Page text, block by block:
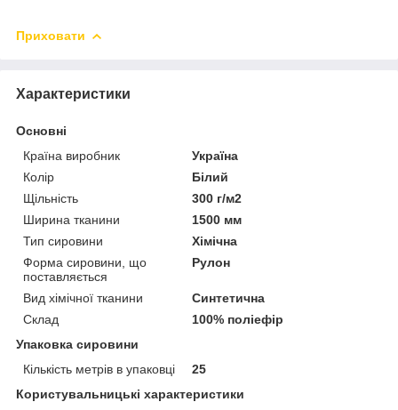
Приховати
Характеристики
Основні
Країна виробник
Україна
Колір
Білий
Щільність
300 г/м2
Ширина тканини
1500 мм
Тип сировини
Хімічна
Форма сировини, що
поставляється
Рулон
Вид хімічної тканини
Синтетична
Склад
100% поліефір
Упаковка сировини
Кількість метрів в упаковці
25
Користувальницькі характеристики